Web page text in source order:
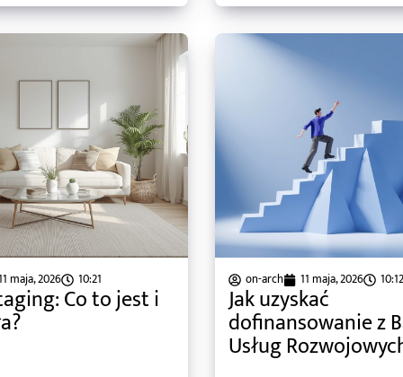
maja, 2026 10:21
Co to jest i
on-arch 11 maja, 2026 10:12
Jak uzyskać
dofinansowanie z
Usług